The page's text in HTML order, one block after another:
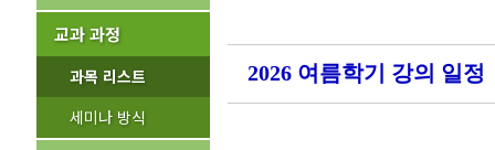
교과 과정
과목 리스트
세미나 방식
2026 여름학기 강의 일정